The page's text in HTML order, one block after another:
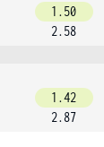
1.50
2.58
1.42
2.87